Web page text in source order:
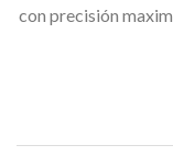
con precisión